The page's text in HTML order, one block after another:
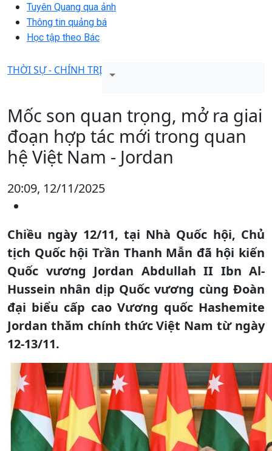
Tuyên Quang qua ảnh
Thông tin quảng bá
Học tập theo Bác
THỜI SỰ - CHÍNH TRỊ
Mốc son quan trọng, mở ra giai
đoạn hợp tác mới trong quan
hệ Việt Nam - Jordan
20:09, 12/11/2025
Chiều ngày 12/11, tại Nhà Quốc hội, Chủ
tịch Quốc hội Trần Thanh Mẫn đã hội kiến
Quốc vương Jordan Abdullah II Ibn Al-
Hussein nhân dịp Quốc vương cùng Đoàn
đại biểu cấp cao Vương quốc Hashemite
Jordan thăm chính thức Việt Nam từ ngày
12-13/11.